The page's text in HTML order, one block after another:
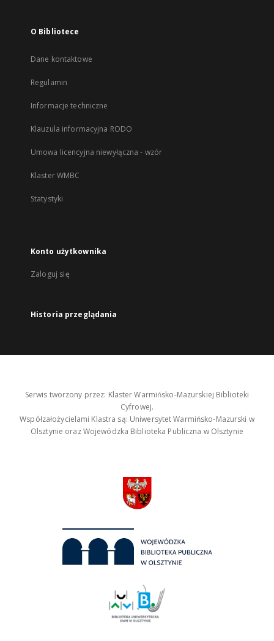
O Bibliotece
Dane kontaktowe
Regulamin
Informacje techniczne
Klauzula informacyjna RODO
Umowa licencyjna niewyłączna - wzór
Klaster WMBC
Statystyki
Konto użytkownika
Zaloguj się
Historia przeglądania
Serwis tworzony przez: Klaster Warmińsko-Mazurskiej Biblioteki
Cyfrowej.
Współzałożycielami Klastra są: Uniwersytet Warmińsko-Mazurski w
Olsztynie oraz Wojewódzka Biblioteka Publiczna w Olsztynie